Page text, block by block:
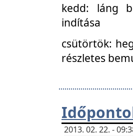
kedd: láng
indítása
csütörtök:
részletes
2013. 02. 22. -